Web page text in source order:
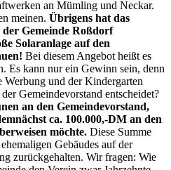
an Mümling und Neckar.
meinen. Übrigens hat das
Gemeinde Roßdorf
Solaranlage auf den
Bei diesem Angebot heißt es
Es kann nur ein Gewinn sein, denn
Werbung und der Kindergarten
Gemeindevorstand entscheidet?
an den Gemeindevorstand,
ca. 100.000,-DM an den
möchte. Diese Summe
Gebäudes auf der
zurückgehalten. Wir fragen: Wie